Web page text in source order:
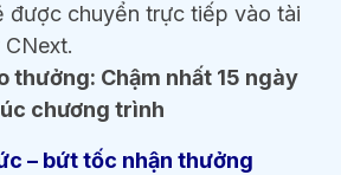
được chuyển trực tiếp vào tài
thưởng: Chậm nhất 15 ngày
chương trình
– bứt tốc nhận thưởng